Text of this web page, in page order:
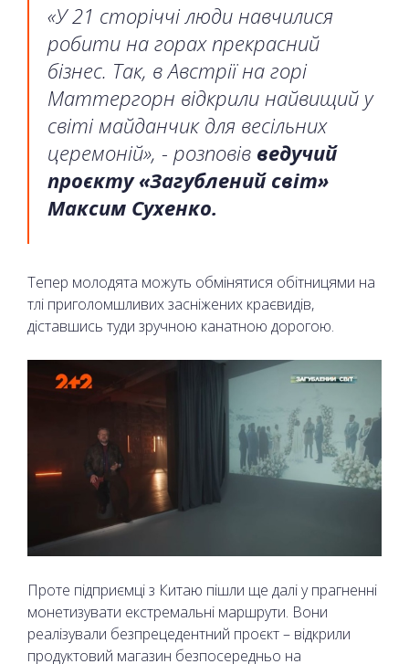
«У 21 сторіччі люди навчилися
робити на горах прекрасний
бізнес. Так, в Австрії на горі
Маттергорн відкрили найвищий у
світі майданчик для весільних
церемоній», - розповів ведучий
проєкту «Загублений світ»
Максим Сухенко.
Тепер молодята можуть обмінятися обітницями на
тлі приголомшливих засніжених краєвидів,
діставшись туди зручною канатною дорогою.
Проте підприємці з Китаю пішли ще далі у прагненні
монетизувати екстремальні маршрути. Вони
реалізували безпрецедентний проєкт – відкрили
продуктовий магазин безпосередньо на